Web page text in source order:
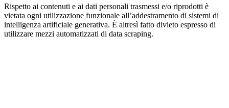
Rispetto ai contenuti e ai dati personali trasmessi e/o riprodotti è
vietata ogni utilizzazione funzionale all’addestramento di sistemi di
intelligenza artificiale generativa. È altresì fatto divieto espresso di
utilizzare mezzi automatizzati di data scraping.